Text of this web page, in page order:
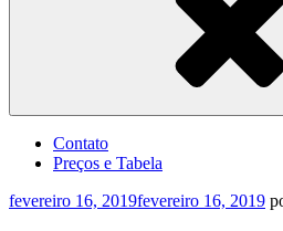
Contato
Preços e Tabela
Publicado
fevereiro 16, 2019fevereiro 16, 2019